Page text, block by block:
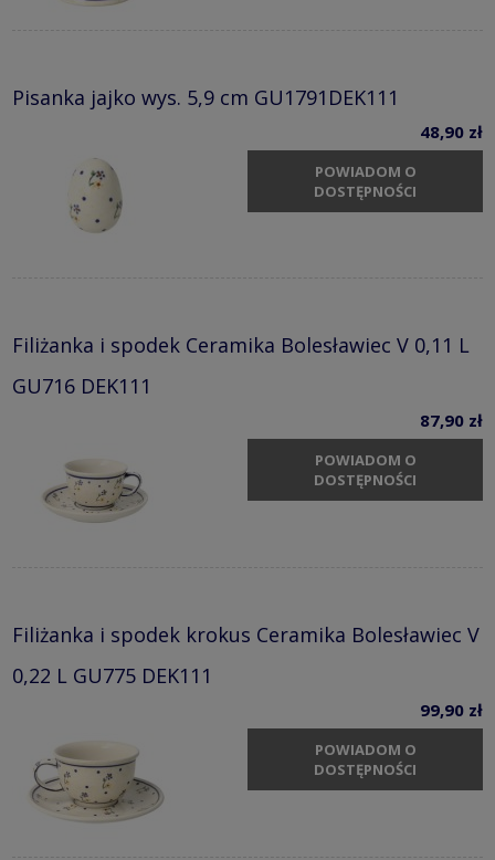
Pisanka jajko wys. 5,9 cm GU1791DEK111
48,90 zł
POWIADOM O
DOSTĘPNOŚCI
Filiżanka i spodek Ceramika Bolesławiec V 0,11 L
GU716 DEK111
87,90 zł
POWIADOM O
DOSTĘPNOŚCI
Filiżanka i spodek krokus Ceramika Bolesławiec V
0,22 L GU775 DEK111
99,90 zł
POWIADOM O
DOSTĘPNOŚCI